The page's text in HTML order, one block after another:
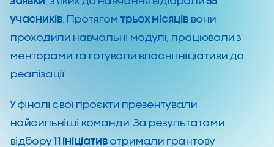
учасників. Протягом трьох місяців вони
проходили навчальні модулі, працювали з
менторами та готували власні ініціативи до
реалізації.
У фіналі свої проєкти презентували
найсильніші команди. За результатами
відбору11 ініціативотримали грантову